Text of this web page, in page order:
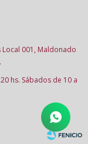
001, Maldonado
hs. Sábados de 10 a